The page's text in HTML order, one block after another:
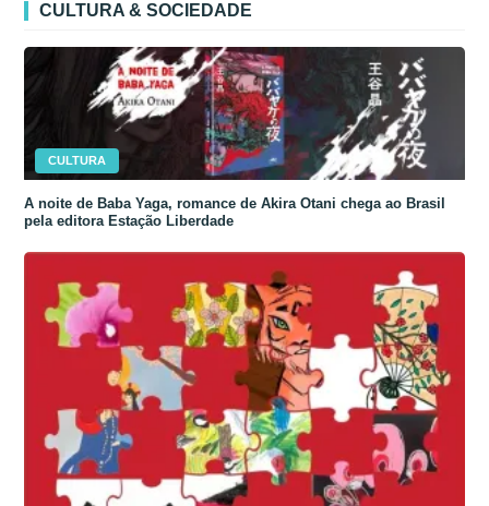
CULTURA & SOCIEDADE
CULTURA
A noite de Baba Yaga, romance de Akira Otani chega ao Brasil
pela editora Estação Liberdade